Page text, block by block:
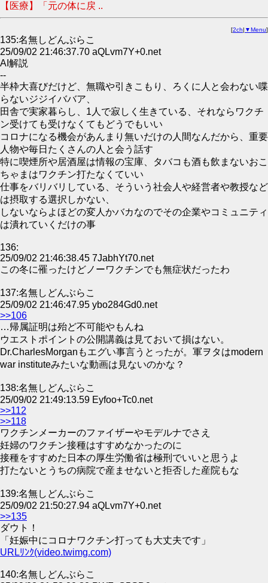
【医療】「元の体に戻 ..
[2ch| ▼Menu]
135:名無しどんぶらこ
25/09/02 21:46:37.70 aQLvm7Y+0.net
AI解説
--
半枠大喜びだけど、無職や引きこもり、ろくに人と会わない喋
らないジジイババア、
田舎で実家暮らし、1人で寂しく生きている、それならワクチ
ン受けても受けなくてもどうでもいい
コロナになる機会があんまり無いだけの人間なんだから、重要
人物や毎日たくさんの人と会う話す
特に喫煙所や居酒屋は情報の宝庫、タバコも酒も飲まないおこ
ちゃまはワクチン打たなくていい
仕事をバリバリしている、そういう社会人や経営者や教授など
は摂取する選択しかない、
しないならよほどの変人かバカなのでその企業やコミュニティ
は潰れていくだけの事
136:
25/09/02 21:46:38.45 7JabhYt70.net
この冬に罹ったけどノーワクチンでも無症状だったわ
137:名無しどんぶらこ
25/09/02 21:46:47.95 ybo284Gd0.net
>>106
…帰属証明は殆ど不可能やもんね
ウエストポイントの公開講義は見ておいて損はない。
Dr.CharlesMorganもエグい事言うとったが。軍ヲタはmodern
war instituteみたいな動画は見ないのかな？
138:名無しどんぶらこ
25/09/02 21:49:13.59 Eyfoo+Tc0.net
>>112
>>118
ワクチンメーカーのファイザーやモデルナでさえ
妊婦のワクチン接種はすすめなかったのに
接種をすすめた日本の厚生労働省は極刑でいいと思うよ
打たないとうちの病院で産ませないと拒否した産院もな
139:名無しどんぶらこ
25/09/02 21:50:27.94 aQLvm7Y+0.net
>>135
ダウト！
「妊娠中にコロナワクチン打っても大丈夫です」
URLﾘﾝｸ(video.twimg.com)
140:名無しどんぶらこ